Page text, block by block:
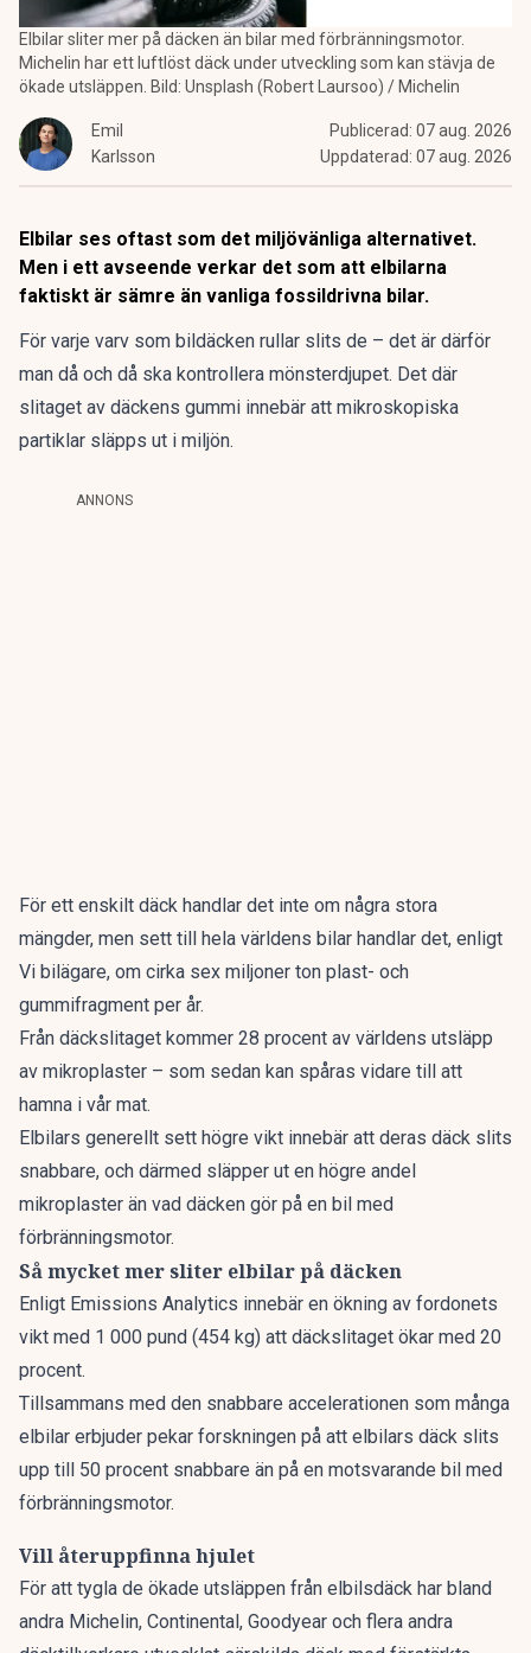
Elbilar sliter mer på däcken än bilar med förbränningsmotor.
Michelin har ett luftlöst däck under utveckling som kan stävja de
ökade utsläppen. Bild: Unsplash (Robert Laursoo) / Michelin
Emil
Karlsson
Publicerad: 07 aug. 2026
Uppdaterad: 07 aug. 2026
Elbilar ses oftast som det miljövänliga alternativet.
Men i ett avseende verkar det som att elbilarna
faktiskt är sämre än vanliga fossildrivna bilar.
För varje varv som bildäcken rullar slits de – det är därför
man då och då ska kontrollera mönsterdjupet. Det där
slitaget av däckens gummi innebär att mikroskopiska
partiklar släpps ut i miljön.
ANNONS
För ett enskilt däck handlar det inte om några stora
mängder, men sett till hela världens bilar handlar det, enligt
Vi bilägare, om cirka sex miljoner ton plast- och
gummifragment per år.
Från däckslitaget kommer 28 procent av världens utsläpp
av mikroplaster – som sedan kan spåras vidare till att
hamna i vår mat.
Elbilars generellt sett högre vikt innebär att deras däck slits
snabbare, och därmed släpper ut en högre andel
mikroplaster än vad däcken gör på en bil med
förbränningsmotor.
Så mycket mer sliter elbilar på däcken
Enligt Emissions Analytics innebär en ökning av fordonets
vikt med 1 000 pund (454 kg) att däckslitaget ökar med 20
procent.
Tillsammans med den snabbare accelerationen som många
elbilar erbjuder pekar forskningen på att elbilars däck slits
upp till 50 procent snabbare än på en motsvarande bil med
förbränningsmotor.
Vill återuppfinna hjulet
För att tygla de ökade utsläppen från elbilsdäck har bland
andra Michelin, Continental, Goodyear och flera andra